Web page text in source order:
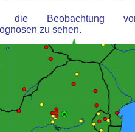
die Beobachtung
zu sehen.